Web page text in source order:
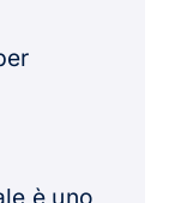
è uno